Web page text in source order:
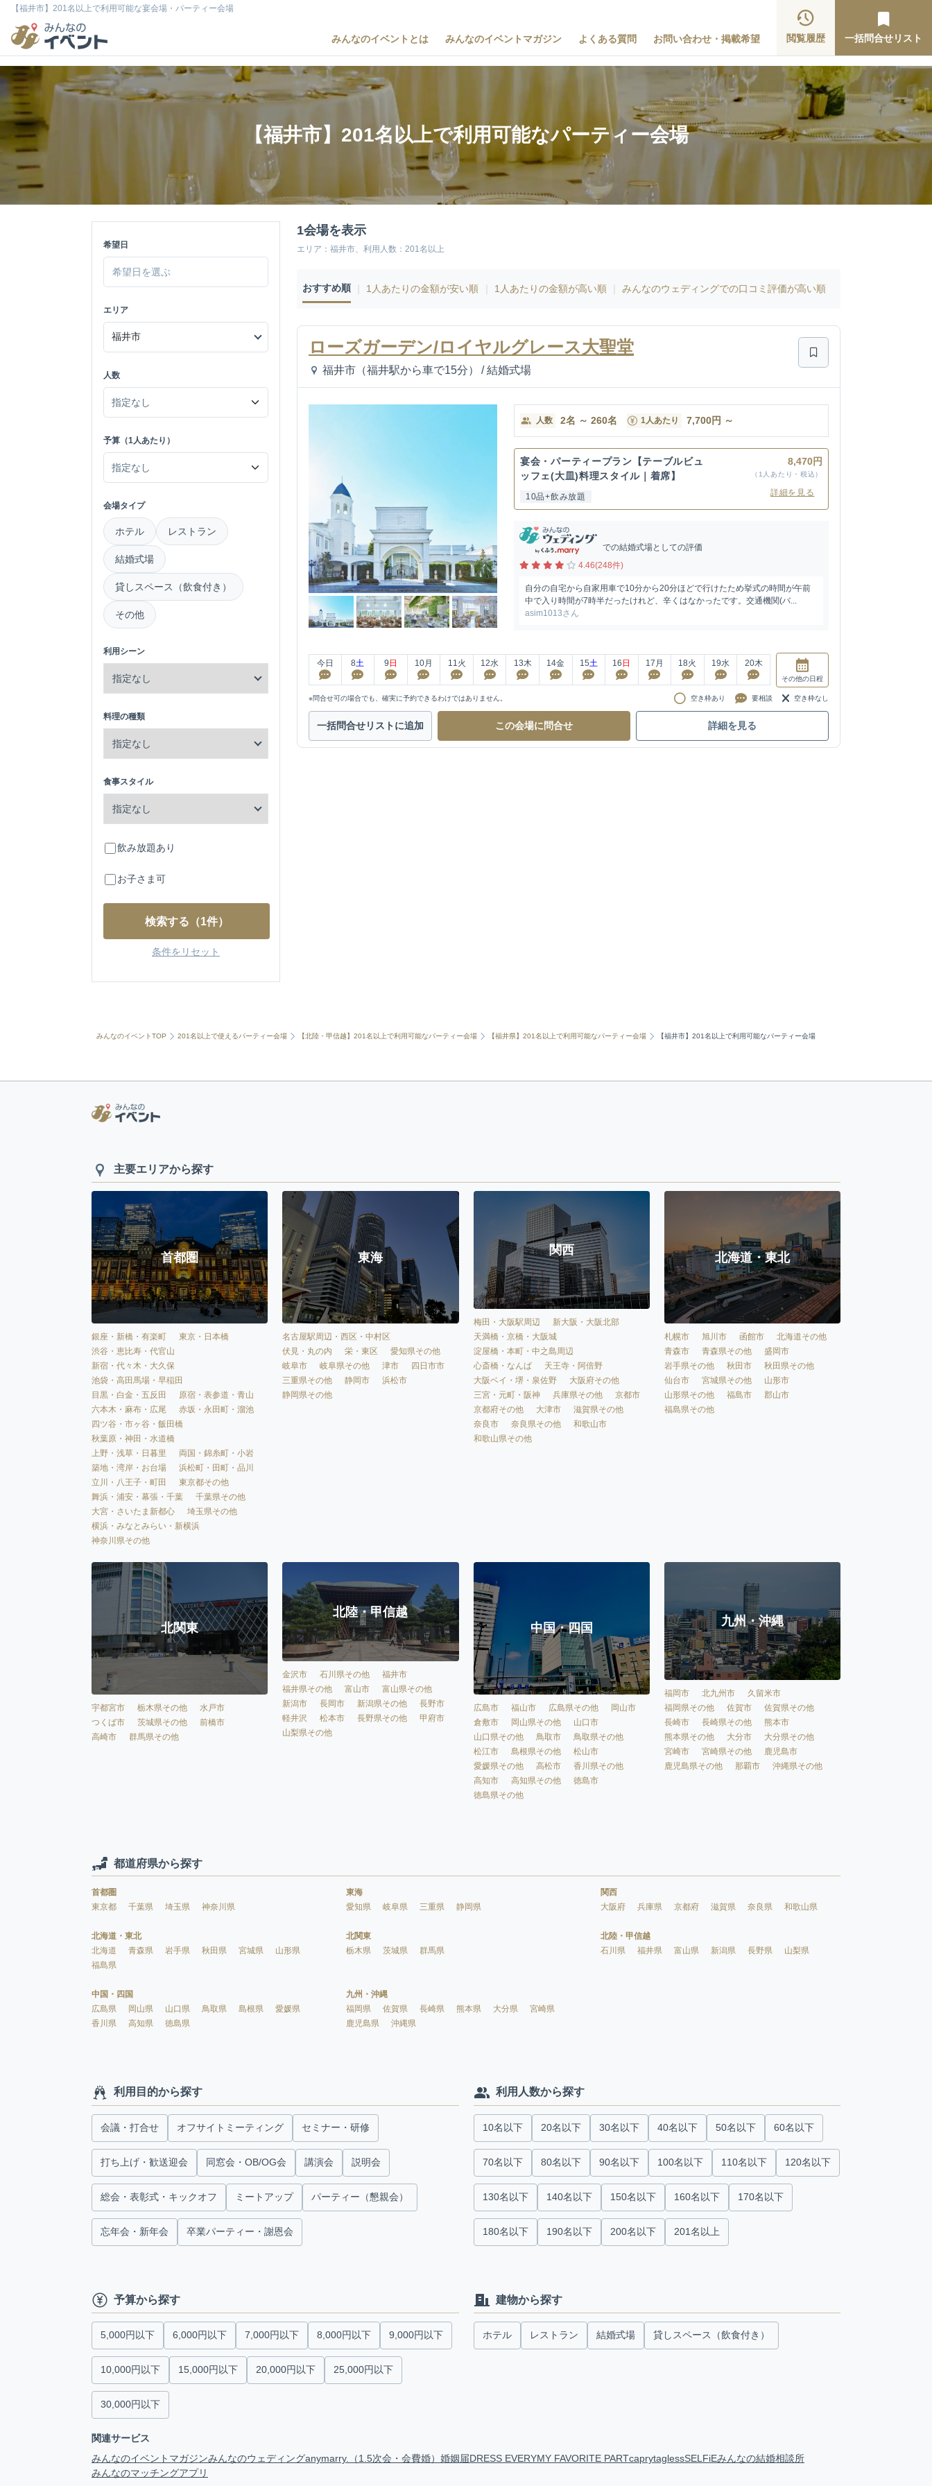
【福井市】201名以上で利用可能な宴会場・パーティー会場
みんなのイベントとは みんなのイベントマガジン よくある質問 お問い合わせ・掲載希望 閲覧履歴 一括問合せリスト
【福井市】201名以上で利用可能なパーティー会場
希望日
エリア
人数
予算（1人あたり）
会場タイプ
ホテル レストラン
結婚式場
貸しスペース（飲食付き）
その他
利用シーン
料理の種類
食事スタイル
飲み放題あり
お子さま可
検索する （1件）
条件をリセット
1会場を表示
エリア：福井市、利用人数：201名以上
おすすめ順 1人あたりの金額が安い順 1人あたりの金額が高い順 みんなのウェディングでの口コミ評価が高い順
ローズガーデン/ロイヤルグレース大聖堂
福井市（福井駅から車で15分） / 結婚式場
人数 2名 ～ 260名 1人あたり 7,700円 ～
宴会・パーティープラン【テーブルビュ
ッフェ(大皿)料理スタイル｜着席】
10品+飲み放題
8,470円
（1人あたり・税込）
詳細を見る
での結婚式場としての評価
4.46(248件)
自分の自宅から自家用車で10分から20分ほどで行けたため挙式の時間が午前
中で入り時間が7時半だったけれど、辛くはなかったです。交通機関(バ...
asim1013さん
今日 8土 9 日 10月 11火 12水 13木 14金 15土 16 日 17 月 18火 19水 20木
その他の日程
※問合せ可の場合でも、確実に予約できるわけではありません。 空き枠あり 要相談 空き枠なし
一括問合せリストに追加 この会場に問合せ 詳細を見る
みんなのイベントTOP 201名以上で使えるパーティー会場 【北陸・甲信越】201名以上で利用可能なパーティー会場 【福井県】201名以上で利用可能なパーティー会場 【福井市】201名以上で利用可能なパーティー会場
主要エリアから探す
首都圏
銀座・新橋・有楽町
東京・日本橋
渋谷・恵比寿・代官山
新宿・代々木・大久保
池袋・高田馬場・早稲田
目黒・白金・五反田
原宿・表参道・青山
六本木・麻布・広尾
赤坂・永田町・溜池
四ツ谷・市ヶ谷・飯田橋
秋葉原・神田・水道橋
上野・浅草・日暮里
両国・錦糸町・小岩
築地・湾岸・お台場
浜松町・田町・品川
立川・八王子・町田
東京都その他
舞浜・浦安・幕張・千葉
千葉県その他
大宮・さいたま新都心
埼玉県その他
横浜・みなとみらい・新横浜
神奈川県その他
東海
名古屋駅周辺・西区・中村区
伏見・丸の内
栄・東区
愛知県その他
岐阜市
岐阜県その他 津市
四日市市
三重県その他
静岡市
浜松市
静岡県その他
関西
梅田・大阪駅周辺
新大阪・大阪北部
天満橋・京橋・大阪城
淀屋橋・本町・中之島周辺
心斎橋・なんば
天王寺・阿倍野
大阪ベイ・堺・泉佐野
大阪府その他
三宮・元町・阪神
兵庫県その他
京都市
京都府その他
大津市
滋賀県その他
奈良市
奈良県その他
和歌山市
和歌山県その他
北海道・東北
札幌市 旭川市 函館市
北海道その他
青森市
青森県その他
盛岡市
岩手県その他
秋田市
秋田県その他
仙台市
宮城県その他
山形市
山形県その他
福島市
郡山市
福島県その他
北関東
宇都宮市 栃木県その他
水戸市
つくば市
茨城県その他
前橋市
高崎市
群馬県その他
北陸・甲信越
金沢市 石川県その他
福井市
福井県その他
富山市
富山県その他
新潟市
長岡市 新潟県その他
長野市
軽井沢
松本市 長野県その他
甲府市
山梨県その他
中国・四国
広島市 福山市 広島県その他
岡山市
倉敷市
岡山県その他
山口市
山口県その他
鳥取市
鳥取県その他
松江市
島根県その他
松山市
愛媛県その他
高松市
香川県その他
高知市
高知県その他
徳島市
徳島県その他
九州・沖縄
福岡市 北九州市
久留米市
福岡県その他
佐賀市
佐賀県その他
長崎市
長崎県その他
熊本市
熊本県その他
大分市
大分県その他
宮崎市
宮崎県その他
鹿児島市
鹿児島県その他
那覇市 沖縄県その他
都道府県から探す
首都圏
東京都
千葉県 埼玉県 神奈川県
東海
愛知県
岐阜県 三重県 静岡県
関西
大阪府
兵庫県 京都府 滋賀県 奈良県 和歌山県
北海道・東北
北海道
青森県 岩手県 秋田県 宮城県
山形県
福島県
北関東
栃木県
茨城県 群馬県
北陸・甲信越
石川県
福井県 富山県 新潟県 長野県 山梨県
中国・四国
広島県
岡山県 山口県 鳥取県 島根県
愛媛県
香川県
高知県 徳島県
九州・沖縄
福岡県
佐賀県 長崎県 熊本県 大分県
宮崎県
鹿児島県
沖縄県
利用目的から探す
会議・打合せ オフサイトミーティング セミナー・研修
打ち上げ・歓送迎会 同窓会・OB/OG会 講演会 説明会
総会・表彰式・キックオフ ミートアップ パーティー（懇親会）
忘年会・新年会 卒業パーティー・謝恩会
利用人数から探す
10名以下 20名以下 30名以下 40名以下 50名以下 60名以下
70名以下 80名以下 90名以下 100名以下 110名以下 120名以下
130名以下 140名以下 150名以下 160名以下 170名以下
180名以下 190名以下 200名以下 201名以上
予算から探す
5,000円以下 6,000円以下 7,000円以下 8,000円以下 9,000円以下
10,000円以下 15,000円以下 20,000円以下 25,000円以下
30,000円以下
建物から探す
ホテル レストラン 結婚式場 貸しスペース（飲食付き）
関連サービス
みんなのイベントマガジンみんなのウェディングanymarry.（1.5次会・会費婚） 婚姻届DRESS EVERYMY FAVORITE PARTcaprytaglessSELFiEみんなの結婚相談所
みんなのマッチングアプリ